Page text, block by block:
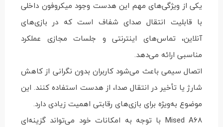
یکی از ویژگی‌های مهم این هدست وجود میکروفون داخلی
با قابلیت انتقال صدای شفاف است که در بازی‌های
آنلاین، تماس‌های اینترنتی و جلسات مجازی عملکرد
مناسبی ارائه می‌دهد.
اتصال سیمی باعث می‌شود کاربران بدون نگرانی از کاهش
شارژ یا تأخیر در انتقال صدا، از هدست استفاده کنند. این
موضوع به‌ویژه برای بازی‌های رقابتی اهمیت زیادی دارد.
Mised A68 با توجه به امکانات خود می‌تواند گزینه‌ای